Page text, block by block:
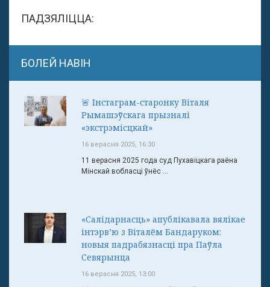
ПАДЗЯЛІЦЦА:
БОЛЕЙ НАВІН
🚨 Інстаграм-старонку Віталя
Рымашэўскага прызналі
«экстрэмісцкай»
16 верасня 2025, 16:30
11 верасня 2025 года суд Пухавіцкага раёна
Мінскай вобласці ўнёс ...
«Салідарнасць» апублікавала вялікае
інтэрв’ю з Віталём Бандаруком:
новыя падрабязнасці пра Паўла
Севярынца
16 верасня 2025, 13:00